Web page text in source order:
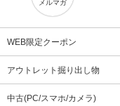
メルマガ
WEB限定クーポン
アウトレット掘り出し物
中古(PC/スマホ/カメラ)